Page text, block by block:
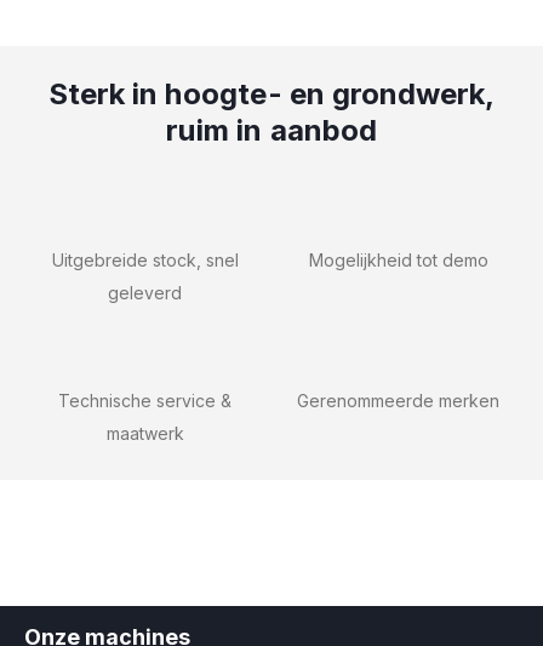
Sterk in hoogte- en grondwerk,
ruim in aanbod
Uitgebreide stock, snel
geleverd
Mogelijkheid tot demo
Technische service &
maatwerk
Gerenommeerde merken
Onze machines